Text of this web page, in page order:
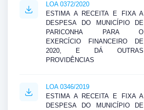
LOA 0372/2020
ESTIMA A RECEITA E FIXA A
DESPESA DO MUNICÍPIO DE
PARICONHA PARA O
EXERCÍCIO FINANCEIRO DE
2020, E DÁ OUTRAS
PROVIDÊNCIAS
LOA 0346/2019
ESTIMA A RECEITA E FIXA A
DESPESA DO MUNICÍPIO DE